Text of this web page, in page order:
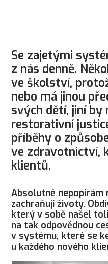
Se zajetými
z nás denně.
ve školství,
nebo má jinou
svých dětí, jiní by
restorativní
příběhy o
ve zdravotnictví,
klientů.
Absolutně
zachraňují životy.
který v sobě našel
na tak odpovědnou
v systému, které se
u každého nového